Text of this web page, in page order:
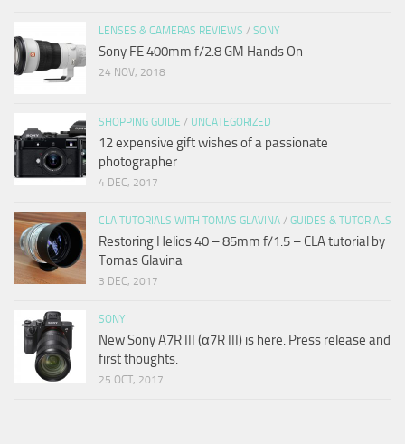
LENSES & CAMERAS REVIEWS / SONY
Sony FE 400mm f/2.8 GM Hands On
24 NOV, 2018
SHOPPING GUIDE / UNCATEGORIZED
12 expensive gift wishes of a passionate
photographer
4 DEC, 2017
CLA TUTORIALS WITH TOMAS GLAVINA / GUIDES & TUTORIALS
Restoring Helios 40 – 85mm f/1.5 – CLA tutorial by
Tomas Glavina
3 DEC, 2017
SONY
New Sony A7R III (α7R III) is here. Press release and
first thoughts.
25 OCT, 2017